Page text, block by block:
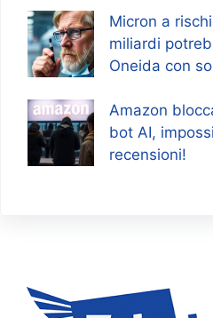
Micron a
miliardi
Oneida con
Amazon
bot AI,
recensioni!